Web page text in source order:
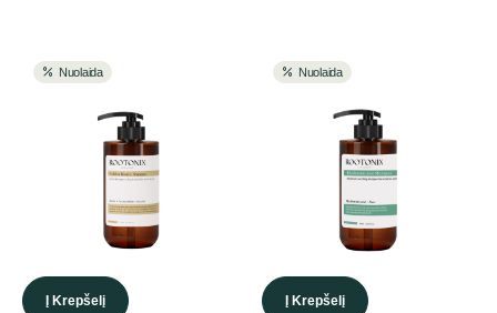
Nuolaida
Į Krepšelį
Nuolaida
Į Krepšelį